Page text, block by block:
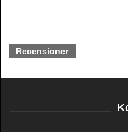
Recensioner